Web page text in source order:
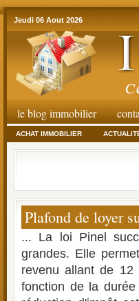
Jeudi 06 Aout 2026
le blog immobilier
ACHAT IMMOBILIER
Plafond de loyer
... La loi Pinel
grandes. Elle
revenu allant de
fonction de la